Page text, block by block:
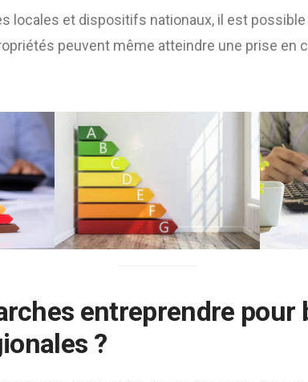
locales et dispositifs nationaux, il est
peuvent même atteindre une prise en
entreprendre pour
?